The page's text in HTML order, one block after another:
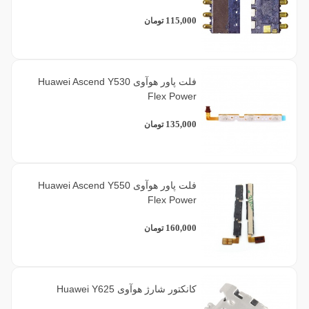
115,000 تومان
فلت پاور هوآوی Huawei Ascend Y530
Flex Power
135,000 تومان
فلت پاور هوآوی Huawei Ascend Y550
Flex Power
160,000 تومان
کانکتور شارژ هوآوی Huawei Y625